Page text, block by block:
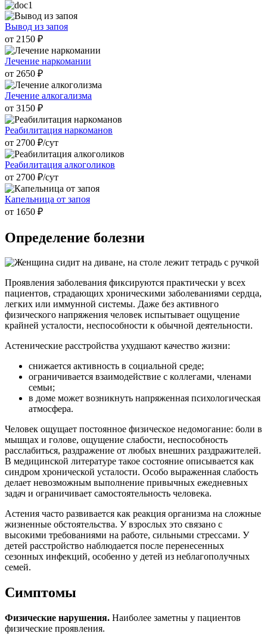
Вывод из запоя
от 2150 ₽
Лечение наркомании
от 2650 ₽
Лечение алкогализма
от 3150 ₽
Реабилитация наркоманов
от 2700 ₽/cут
Реабилитация алкоголиков
от 2700 ₽/cут
Капельница от запоя
от 1650 ₽
Определение болезни
Проявления заболевания фиксируются практически у всех
пациентов, страдающих хроническими заболеваниями сердца,
легких или иммунной системы. Даже без активного
физического напряжения человек испытывает ощущение
крайней усталости, неспособности к обычной деятельности.
Астенические расстройства ухудшают качество жизни:
снижается активность в социальной среде;
ограничивается взаимодействие с коллегами, членами
семьи;
в доме может возникнуть напряженная психологическая
атмосфера.
Человек ощущает постоянное физическое недомогание: боли в
мышцах и голове, ощущение слабости, неспособность
расслабиться, раздражение от любых внешних раздражителей.
В медицинской литературе такое состояние описывается как
синдром хронической усталости. Особо выраженная слабость
делает невозможным выполнение привычных ежедневных
задач и ограничивает самостоятельность человека.
Астения часто развивается как реакция организма на сложные
жизненные обстоятельства. У взрослых это связано с
высокими требованиями на работе, сильными стрессами. У
детей расстройство наблюдается после перенесенных
сезонных инфекций, особенно у детей из неблагополучных
семей.
Симптомы
Физические нарушения. Наиболее заметны у пациентов
физические проявления.